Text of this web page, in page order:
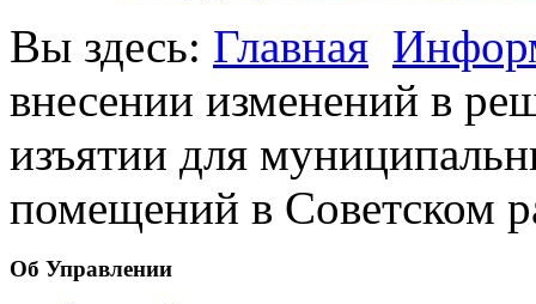
Вы здесь: Главная
внесении изменений в
изъятии для
помещений в Советском
Об Управлении